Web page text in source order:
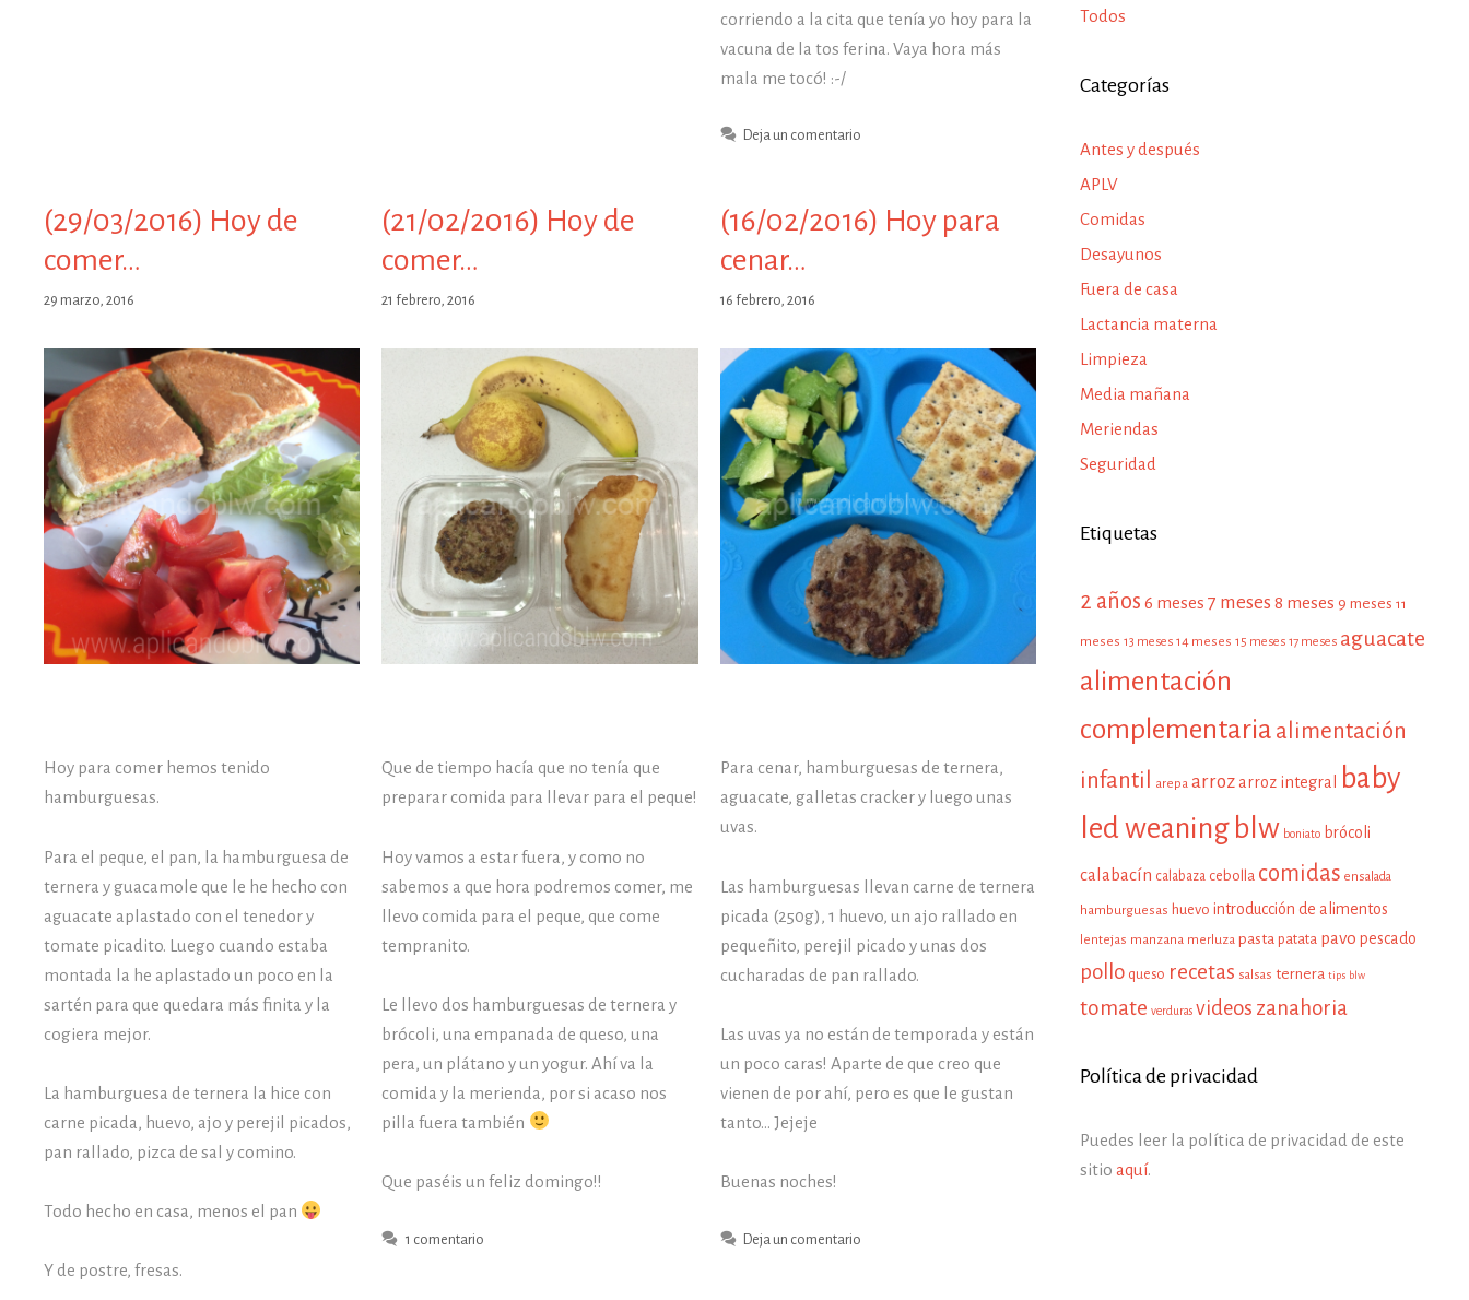
corriendo a la cita que tenía yo hoy para la
vacuna de la tos ferina. Vaya hora más
mala me tocó! :-/
Deja un comentario
(29/03/2016) Hoy de
comer…
29 marzo, 2016
Hoy para comer hemos tenido
hamburguesas.
Para el peque, el pan, la hamburguesa de
ternera y guacamole que le he hecho con
aguacate aplastado con el tenedor y
tomate picadito. Luego cuando estaba
montada la he aplastado un poco en la
sartén para que quedara más finita y la
cogiera mejor.
La hamburguesa de ternera la hice con
carne picada, huevo, ajo y perejil picados,
pan rallado, pizca de sal y comino.
Todo hecho en casa, menos el pan
Y de postre, fresas.
(21/02/2016) Hoy de
comer…
21 febrero, 2016
Que de tiempo hacía que no tenía que
preparar comida para llevar para el peque!
Hoy vamos a estar fuera, y como no
sabemos a que hora podremos comer, me
llevo comida para el peque, que come
tempranito.
Le llevo dos hamburguesas de ternera y
brócoli, una empanada de queso, una
pera, un plátano y un yogur. Ahí va la
comida y la merienda, por si acaso nos
pilla fuera también
Que paséis un feliz domingo!!
1 comentario
(16/02/2016) Hoy para
cenar…
16 febrero, 2016
Para cenar, hamburguesas de ternera,
aguacate, galletas cracker y luego unas
uvas.
Las hamburguesas llevan carne de ternera
picada (250g), 1 huevo, un ajo rallado en
pequeñito, perejil picado y unas dos
cucharadas de pan rallado.
Las uvas ya no están de temporada y están
un poco caras! Aparte de que creo que
vienen de por ahí, pero es que le gustan
tanto… Jejeje
Buenas noches!
Deja un comentario
Todos
Categorías
Antes y después
APLV
Comidas
Desayunos
Fuera de casa
Lactancia materna
Limpieza
Media mañana
Meriendas
Seguridad
Etiquetas
2 años 6 meses 7 meses 8 meses 9 meses 11
meses 13 meses 14 meses 15 meses 17 meses aguacate
alimentación
complementaria alimentación
infantil
arepa arroz arroz integral
baby
led weaning blw boniato brócoli
calabacín calabaza cebolla comidas ensalada
hamburguesas huevo introducción de alimentos
lentejas manzana merluza pasta patata pavo pescado
pollo queso recetas salsas ternera tips blw
tomate verduras videos zanahoria
Política de privacidad
Puedes leer la política de privacidad de este
sitio aquí.